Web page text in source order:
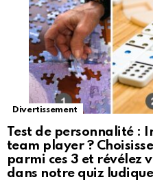
Divertissement
Test de personnalité :
team player ?
parmi ces 3 et
dans notre quiz